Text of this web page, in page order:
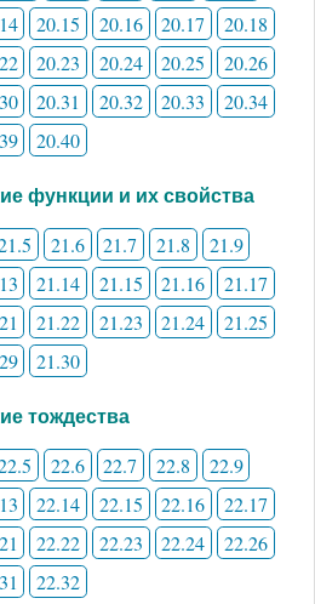
20.15 20.16 20.17
20.18
20.23 20.24 20.25
20.26
20.31 20.32 20.33
20.34
20.40
функции и их свойства
21.6 21.7 21.8
21.9
21.14 21.15 21.16
21.17
21.22 21.23 21.24
21.25
21.30
тождества
22.6 22.7 22.8
22.9
22.14 22.15 22.16
22.17
22.22 22.23 22.24
22.26
22.32